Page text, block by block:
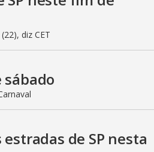
diz CET
de SP nesta